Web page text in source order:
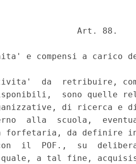
Art. 88.
e compensi a carico
da  retribuire,
sono quelle
di ricerca e
alla  scuola,
forfetaria, da definire
il  POF.,  su
a tal fine,